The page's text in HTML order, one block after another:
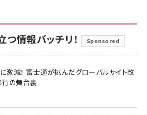
情報バッチリ！ Sponsored
減！ 富士通が挑んだグローバルサイト改
行の舞台裏